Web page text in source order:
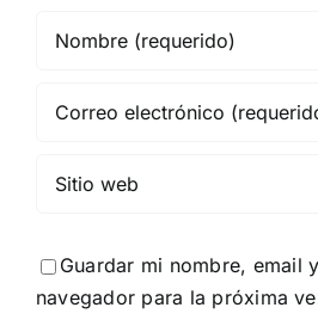
Guardar mi nombre, email
navegador para la próxima